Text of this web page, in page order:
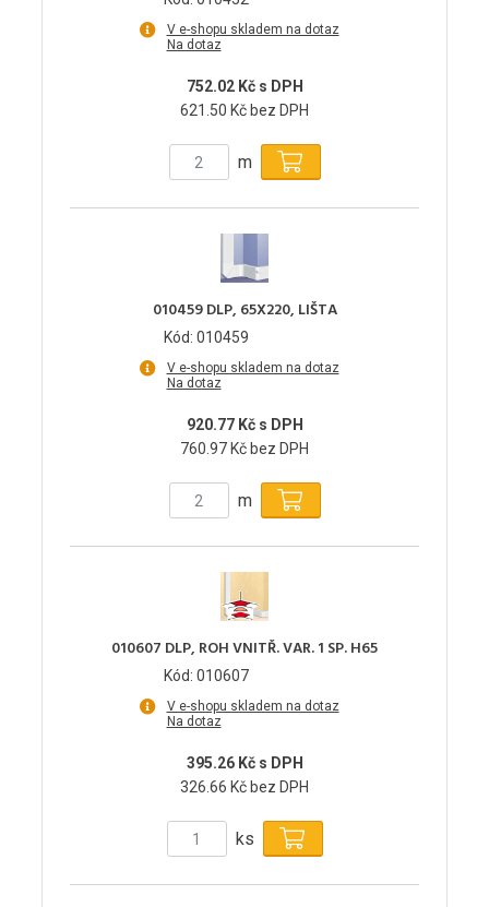
V e-shopu skladem na dotaz
Na dotaz
752.02 Kč s DPH
621.50 Kč bez DPH
m
010459 DLP, 65X220, LIŠTA
Kód: 010459
V e-shopu skladem na dotaz
Na dotaz
920.77 Kč s DPH
760.97 Kč bez DPH
m
010607 DLP, ROH VNITŘ. VAR. 1 SP. H65
Kód: 010607
V e-shopu skladem na dotaz
Na dotaz
395.26 Kč s DPH
326.66 Kč bez DPH
ks